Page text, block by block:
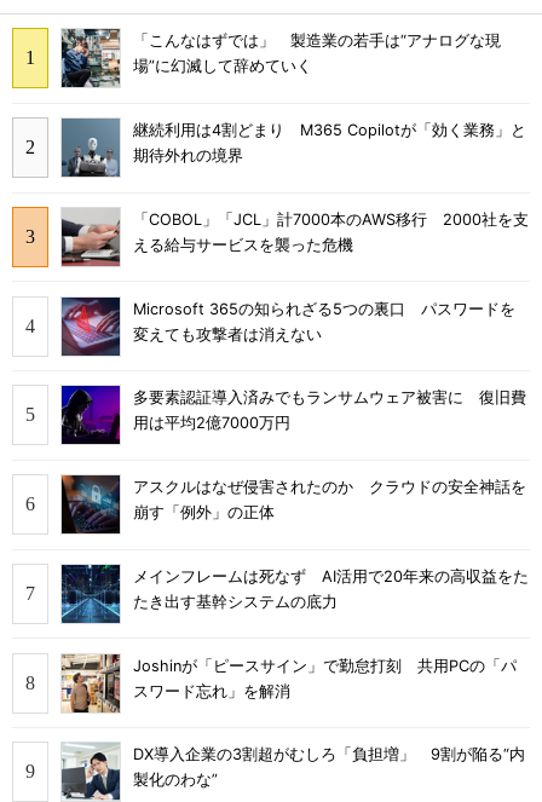
「こんなはずでは」 製造業の若手は“アナログな現
場”に幻滅して辞めていく
継続利用は4割どまり M365 Copilotが「効く業務」と
期待外れの境界
「COBOL」「JCL」計7000本のAWS移行 2000社を支
える給与サービスを襲った危機
Microsoft 365の知られざる5つの裏口 パスワードを
変えても攻撃者は消えない
多要素認証導入済みでもランサムウェア被害に 復旧費
用は平均2億7000万円
アスクルはなぜ侵害されたのか クラウドの安全神話を
崩す「例外」の正体
メインフレームは死なず AI活用で20年来の高収益をた
たき出す基幹システムの底力
Joshinが「ピースサイン」で勤怠打刻 共用PCの「パ
スワード忘れ」を解消
DX導入企業の3割超がむしろ「負担増」 9割が陥る“内
製化のわな”